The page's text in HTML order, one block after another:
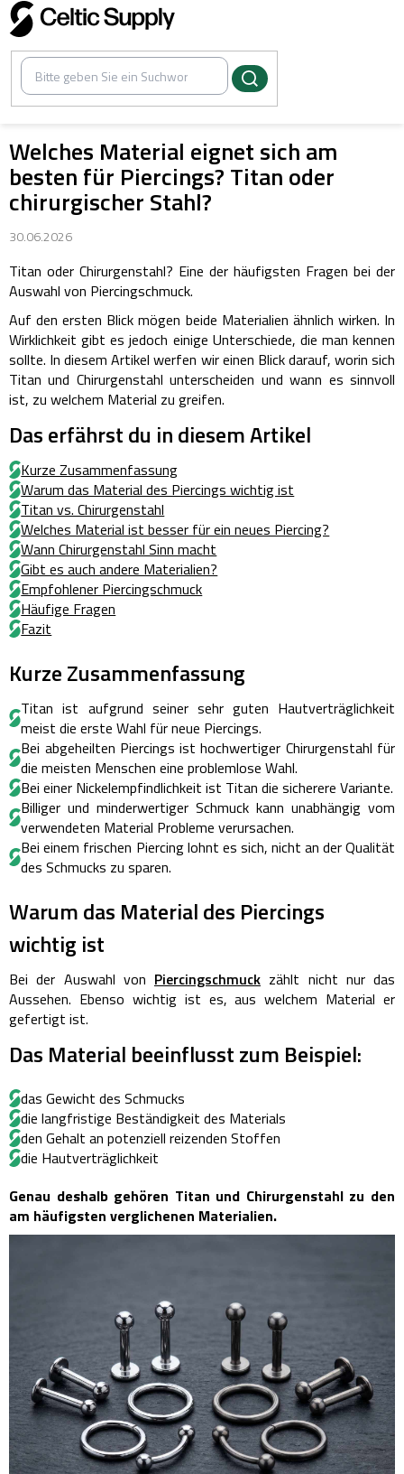
Zum
Inhalt
springen
Welches Material eignet sich am
besten für Piercings? Titan oder
chirurgischer Stahl?
30.06.2026
Titan oder Chirurgenstahl? Eine der häufigsten Fragen bei der
Auswahl von Piercingschmuck.
Auf den ersten Blick mögen beide Materialien ähnlich wirken. In
Wirklichkeit gibt es jedoch einige Unterschiede, die man kennen
sollte. In diesem Artikel werfen wir einen Blick darauf, worin sich
Titan und Chirurgenstahl unterscheiden und wann es sinnvoll
ist, zu welchem Material zu greifen.
Das erfährst du in diesem Artikel
Kurze Zusammenfassung
Warum das Material des Piercings wichtig ist
Titan vs. Chirurgenstahl
Welches Material ist besser für ein neues Piercing?
Wann Chirurgenstahl Sinn macht
Gibt es auch andere Materialien?
Empfohlener Piercingschmuck
Häufige Fragen
Fazit
Kurze Zusammenfassung
Titan ist aufgrund seiner sehr guten Hautverträglichkeit
meist die erste Wahl für neue Piercings.
Bei abgeheilten Piercings ist hochwertiger Chirurgenstahl für
die meisten Menschen eine problemlose Wahl.
Bei einer Nickelempfindlichkeit ist Titan die sicherere Variante.
Billiger und minderwertiger Schmuck kann unabhängig vom
verwendeten Material Probleme verursachen.
Bei einem frischen Piercing lohnt es sich, nicht an der Qualität
des Schmucks zu sparen.
Warum das Material des Piercings
wichtig ist
Bei der Auswahl von Piercingschmuck zählt nicht nur das
Aussehen. Ebenso wichtig ist es, aus welchem Material er
gefertigt ist.
Das Material beeinflusst zum Beispiel:
das Gewicht des Schmucks
die langfristige Beständigkeit des Materials
den Gehalt an potenziell reizenden Stoffen
die Hautverträglichkeit
Genau deshalb gehören Titan und Chirurgenstahl zu den
am häufigsten verglichenen Materialien.